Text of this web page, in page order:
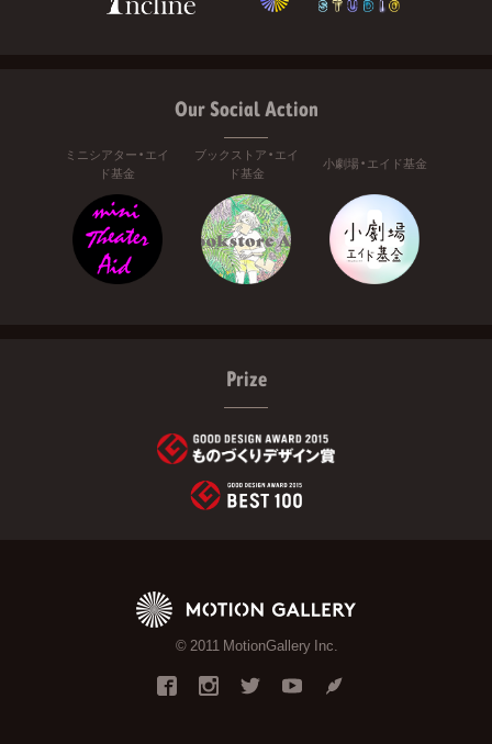
Our Social Action
ミニシアター・エイ
ド基金
ブックストア・エイ
ド基金
小劇場・エイド基金
Prize
© 2011 MotionGallery Inc.